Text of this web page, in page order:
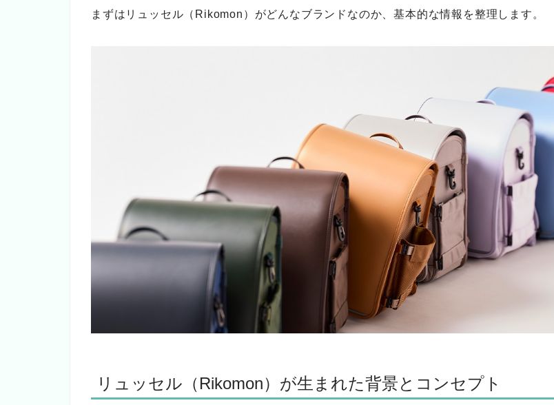
まずはリュッセル（Rikomon）がどんなブランドなのか、基本的な情報を整理します。
リュッセル（Rikomon）が生まれた背景とコンセプト